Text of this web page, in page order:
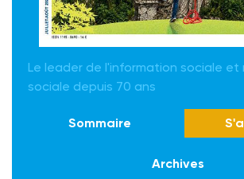
Le leader de l'information sociale et
sociale depuis 70 ans
Sommaire
Archives